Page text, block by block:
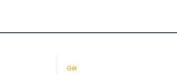
Gél